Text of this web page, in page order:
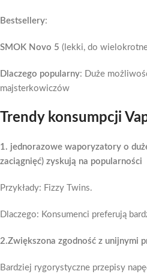
Bestsellery:
SMOK Novo 5 (lekki, do
Dlaczego popularny: Duże
majsterkowiczów
Trendy konsumpcji
1. jednorazowe waporyzatory o
zaciągnięć) zyskują na popularności
Przykłady: Fizzy Twins.
Dlaczego: Konsumenci preferują
2.Zwiększona zgodność z unijnymi
Bardziej rygorystyczne przepisy